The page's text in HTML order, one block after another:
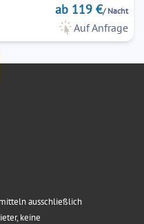
ab 119 €/ Nacht
Auf Anfrage
ausschließlich
keine